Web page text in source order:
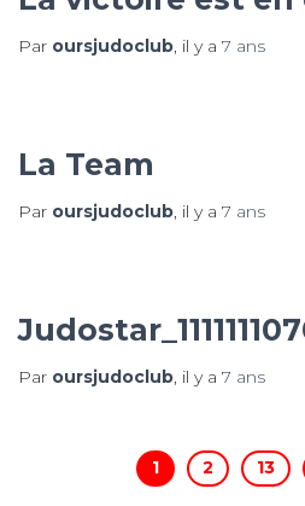
Par oursjudoclub, il y a 7 ans
La Team
Par oursjudoclub, il y a 7 ans
Par oursjudoclub, il y a 7 ans
Pagination
1 2 13